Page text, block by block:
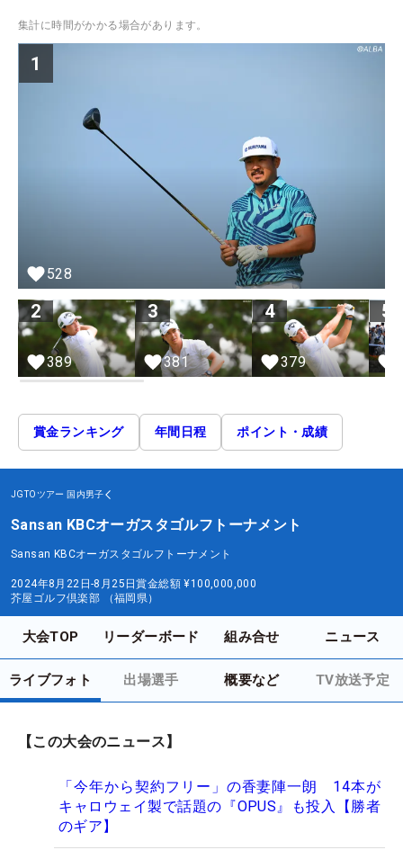
集計に時間がかかる場合があります。
1
528
2
389
3
381
4
379
5
賞金ランキング 年間日程 ポイント・成績
JGTOツアー 国内男子
Sansan KBCオーガスタゴルフトーナメント
Sansan KBCオーガスタゴルフトーナメント
2024年8月22日-8月25日賞金総額 ¥100,000,000
芥屋ゴルフ倶楽部 （福岡県）
大会TOP リーダーボード 組み合せ ニュース
ライブフォト 出場選手 概要など TV放送予定
【この大会のニュース】
「今年から契約フリー」の香妻陣一朗 14本が
キャロウェイ製で話題の『OPUS』も投入【勝者
のギア】